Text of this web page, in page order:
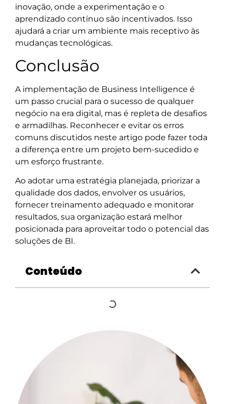
inovação, onde a experimentação e o
aprendizado contínuo são incentivados. Isso
ajudará a criar um ambiente mais receptivo às
mudanças tecnológicas.
Conclusão
A implementação de Business Intelligence é
um passo crucial para o sucesso de qualquer
negócio na era digital, mas é repleta de desafios
e armadilhas. Reconhecer e evitar os erros
comuns discutidos neste artigo pode fazer toda
a diferença entre um projeto bem-sucedido e
um esforço frustrante.
Ao adotar uma estratégia planejada, priorizar a
qualidade dos dados, envolver os usuários,
fornecer treinamento adequado e monitorar
resultados, sua organização estará melhor
posicionada para aproveitar todo o potencial das
soluções de BI.
Conteúdo